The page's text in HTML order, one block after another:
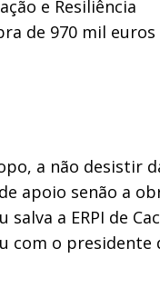
e Resiliência
de 970 mil euros
a não desistir
apoio senão a
a ERPI de
com o presidente